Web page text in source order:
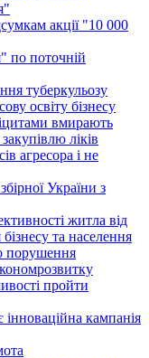
акції "10 000
по поточній
туберкульозу
освіту бізнесу
вмирають
ліків
агресора і не
України з
житла від
та населення
порушення
пройти
кампанія